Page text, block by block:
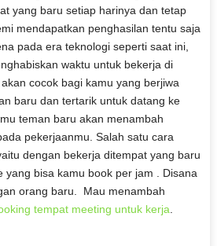
yang baru setiap harinya dan tetap
mendapatkan penghasilan tentu saja
pada era teknologi seperti saat ini,
waktu untuk bekerja di
cocok bagi kamu yang berjiwa
baru dan tertarik untuk datang ke
teman baru akan menambah
pekerjaanmu. Salah satu cara
dengan bekerja ditempat yang baru
yang bisa kamu book per jam . Disana
orang baru. Mau menambah
tempat meeting untuk kerja.